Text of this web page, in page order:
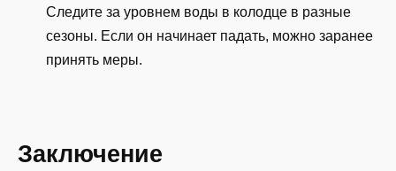
Следите за уровнем воды в колодце в разные
сезоны. Если он начинает падать, можно заранее
принять меры.
Заключение